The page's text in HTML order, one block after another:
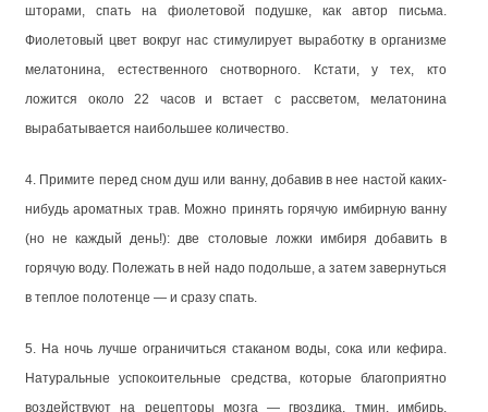
шторами, спать на фиолетовой подушке, как автор письма.
Фиолетовый цвет вокруг нас стимулирует выработку в организме
мелатонина, естественного снотворного. Кстати, у тех, кто
ложится около 22 часов и встает с рассветом, мелатонина
вырабатывается наибольшее количество.
4. Примите перед сном душ или ванну, добавив в нее настой каких-
нибудь ароматных трав. Можно принять горячую имбирную ванну
(но не каждый день!): две столовые ложки имбиря добавить в
горячую воду. Полежать в ней надо подольше, а затем завернуться
в теплое полотенце — и сразу спать.
5. На ночь лучше ограничиться стаканом воды, сока или кефира.
Натуральные успокоительные средства, которые благоприятно
воздействуют на рецепторы мозга — гвоздика, тмин, имбирь,